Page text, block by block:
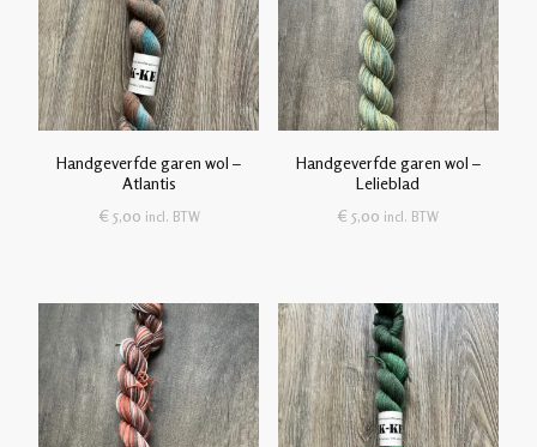
Handgeverfde garen wol –
Atlantis
€ 5,00 incl. BTW
Handgeverfde garen wol –
Lelieblad
€ 5,00 incl. BTW